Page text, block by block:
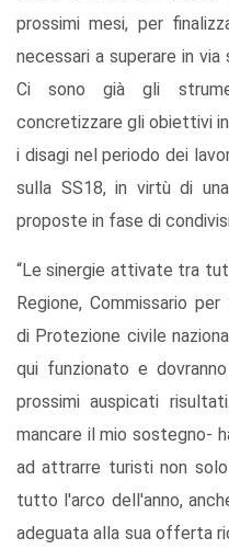
prossimi mesi, per
necessari a superare in
Ci sono già gli
concretizzare gli obiettivi
i disagi nel periodo dei
sulla SS18, in virtù di
proposte in fase di
“Le sinergie attivate tra
Regione, Commissario
di Protezione civile
qui funzionato e
prossimi auspicati
mancare il mio sostegno-
ad attrarre turisti non
tutto l'arco dell'anno,
adeguata alla sua offerta